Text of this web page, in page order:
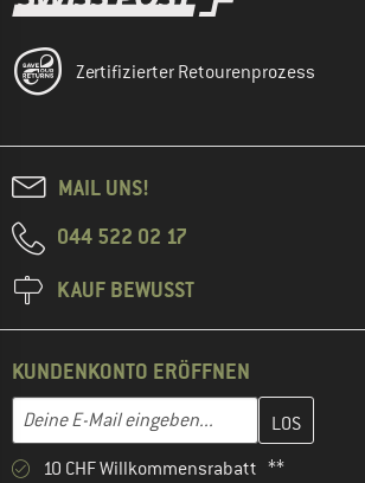
Zertifizierter Retourenprozess
MAIL UNS!
044 522 02 17
KAUF BEWUSST
KUNDENKONTO ERÖFFNEN
E-Mail-Adresse
Gib hier deine E-Mail-Adresse ein und
10 CHF Willkommensrabatt **